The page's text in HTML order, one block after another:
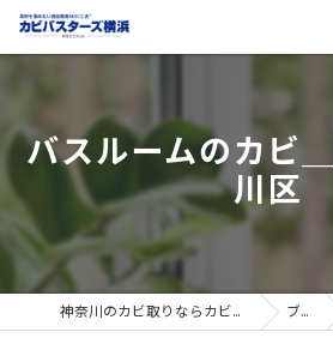
バスルームのカビ
川区
神奈川のカビ取りならカビバスターズ横浜 ブログ